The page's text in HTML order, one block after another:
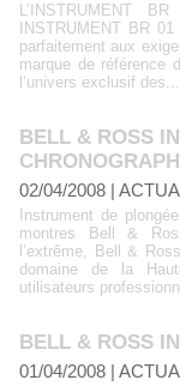
L’INSTRUMENT
INSTRUMENT BR
parfaitement aux
marque de référence
l’univers exclusif des...
BELL & ROSS
02/04/2008 |
Instrument de
montres Bell &
l’extrême, Bell &
domaine de la
utilisateurs
BELL & ROSS
01/04/2008 |